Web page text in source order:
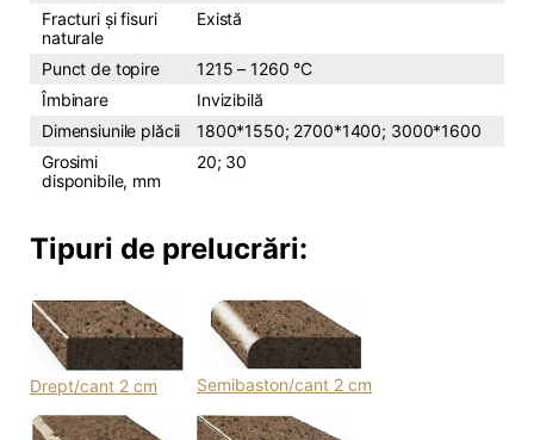
Fracturi și fisuri
naturale
Există
Punct de topire
1215 – 1260 °C
Îmbinare
Invizibilă
Dimensiunile plăcii
1800*1550; 2700*1400; 3000*1600
Grosimi
disponibile, mm
20; 30
Tipuri de prelucrări:
Drept/cant 2 cm Semibaston/cant 2 cm